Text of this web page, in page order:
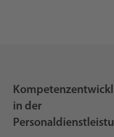
in der